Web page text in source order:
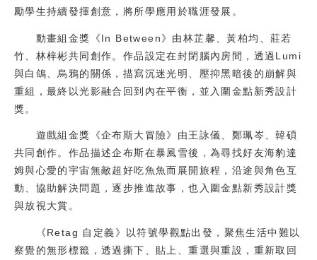
勵學生持續發揮創意，將所學應用於職涯發展。
動畫組金獎《In Between》由林芷馨、黃柏均、莊若
竹、林梓彬共同創作。作品設定在封閉腦內房間，透過Lumi
與白鴿、烏鴉的關係，描寫沉迷光明、壓抑黑暗後的崩解與
重組，最終以光影融合回到內在平衡，並入圍金點新秀設計
獎。
遊戲組金獎《企布斯大冒險》由王詠儀、鄭珮岑、韓碩
共同創作。作品描述企布斯在暴風雪後，為尋找好友海豹達
姆與心愛的宇宙無敵超好吃魚魚而展開旅程，沿途與角色互
動、協助解決問題，逐步推進故事，也入圍金點新秀設計獎
與放視大賞。
《Retag 自定義》以符號學觀點出發，聚焦生活中難以
察覺的無形標籤，透過撕下、貼上、重選與重設，重新取回